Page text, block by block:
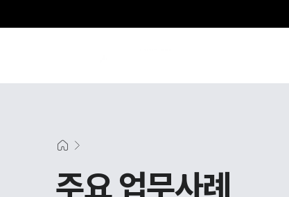
주요 업무사례